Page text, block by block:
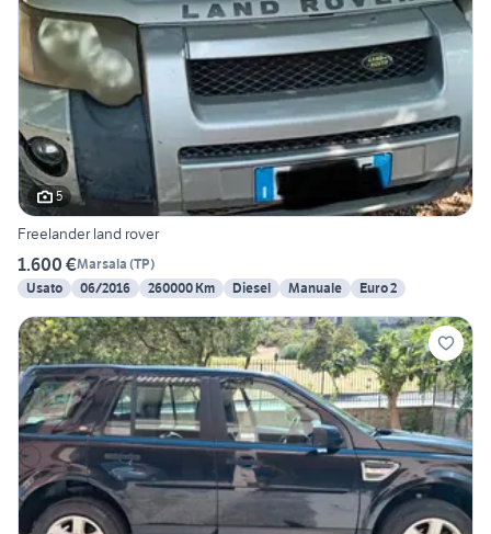
5
Freelander land rover
1.600 €Marsala (TP)
Usato
06/2016 260000 Km Diesel Manuale Euro 2